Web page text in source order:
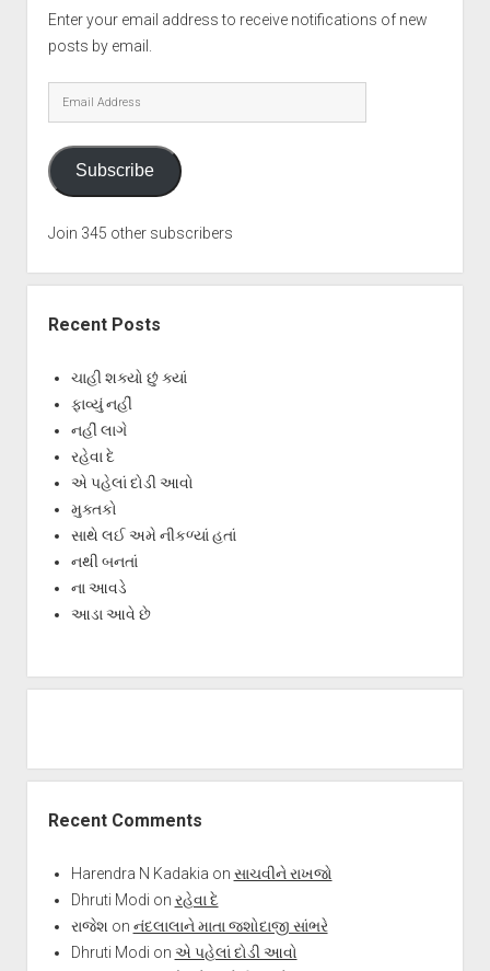
Enter your email address to receive notifications of new
posts by email.
Email
Address
Subscribe
Join 345 other subscribers
Recent Posts
ચાહી શક્યો છું ક્યાં
ફાવ્યું નહીં
નહીં લાગે
રહેવા દે
એ પહેલાં દોડી આવો
મુક્તકો
સાથે લઈ અમે નીકળ્યાં હતાં
નથી બનતાં
ના આવડે
આડા આવે છે
Recent Comments
Harendra N Kadakia on સાચવીને રાખજો
Dhruti Modi on રહેવા દે
રાજેશ on નંદલાલાને માતા જશોદાજી સાંભરે
Dhruti Modi on એ પહેલાં દોડી આવો